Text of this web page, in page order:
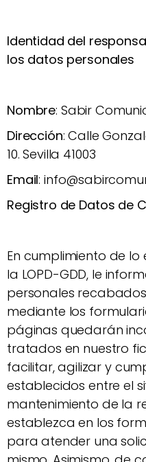
Identidad del
los datos personales
Nombre: Sabir
Dirección: Calle
10. Sevilla 41003
Email:
Registro de Datos de
En cumplimiento de lo
la LOPD-GDD, le
personales
mediante los
páginas quedarán
tratados en nuestro
facilitar, agilizar y
establecidos entre el
mantenimiento de la
establezca en los
para atender una